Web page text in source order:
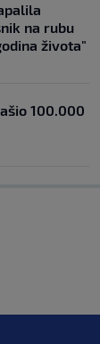
na rubu
života"
100.000